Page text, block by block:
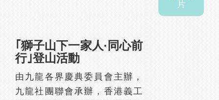
片
｢獅子山下一家人·同心前
行｣登山活動
由九龍各界慶典委員會主辦，
九龍社團聯會承辦，香港義工